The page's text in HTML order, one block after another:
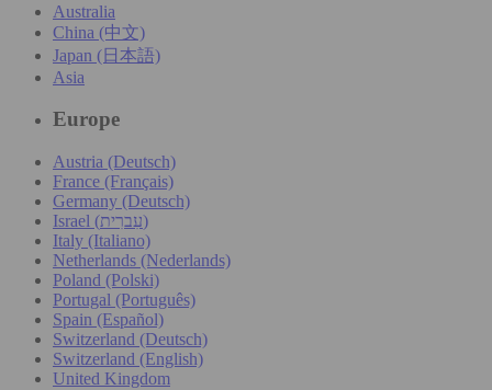
Australia
China (中文)
Japan (日本語)
Asia
Europe
Austria (Deutsch)
France (Français)
Germany (Deutsch)
Israel (עִברִית)
Italy (Italiano)
Netherlands (Nederlands)
Poland (Polski)
Portugal (Português)
Spain (Español)
Switzerland (Deutsch)
Switzerland (English)
United Kingdom